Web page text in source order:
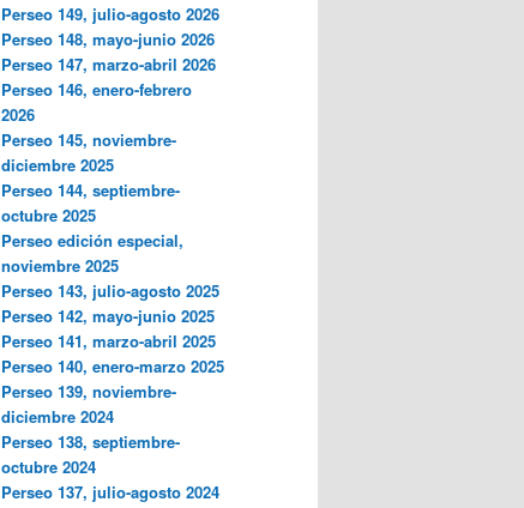
Perseo 149, julio-agosto 2026
Perseo 148, mayo-junio 2026
Perseo 147, marzo-abril 2026
Perseo 146, enero-febrero
2026
Perseo 145, noviembre-
diciembre 2025
Perseo 144, septiembre-
octubre 2025
Perseo edición especial,
noviembre 2025
Perseo 143, julio-agosto 2025
Perseo 142, mayo-junio 2025
Perseo 141, marzo-abril 2025
Perseo 140, enero-marzo 2025
Perseo 139, noviembre-
diciembre 2024
Perseo 138, septiembre-
octubre 2024
Perseo 137, julio-agosto 2024